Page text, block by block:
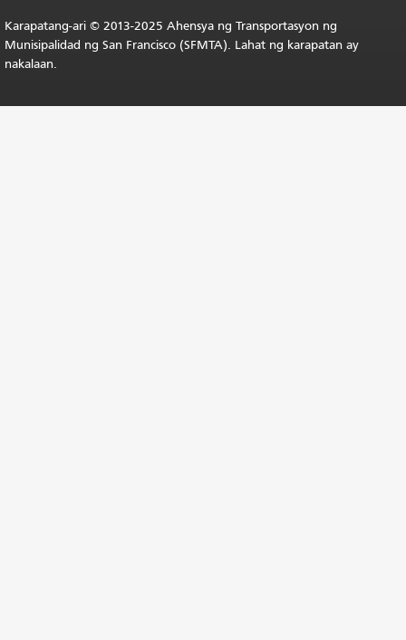
Karapatang-ari © 2013-2025 Ahensya ng Transportasyon ng
Munisipalidad ng San Francisco (SFMTA). Lahat ng karapatan ay
nakalaan.